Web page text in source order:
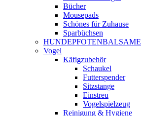
Bücher
Mousepads
Schönes für Zuhause
Sparbüchsen
HUNDEPFOTENBALSAME
Vogel
Käfigzubehör
Schaukel
Futterspender
Sitzstange
Einstreu
Vogelspielzeug
Reinigung & Hygiene